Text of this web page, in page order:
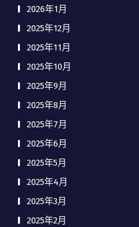
2026年1月
2025年12月
2025年11月
2025年10月
2025年9月
2025年8月
2025年7月
2025年6月
2025年5月
2025年4月
2025年3月
2025年2月